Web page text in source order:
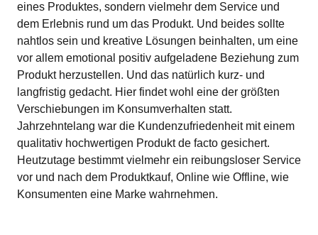
eines Produktes, sondern vielmehr dem Service und
dem Erlebnis rund um das Produkt. Und beides sollte
nahtlos sein und kreative Lösungen beinhalten, um eine
vor allem emotional positiv aufgeladene Beziehung zum
Produkt herzustellen. Und das natürlich kurz- und
langfristig gedacht. Hier findet wohl eine der größten
Verschiebungen im Konsumverhalten statt.
Jahrzehntelang war die Kundenzufriedenheit mit einem
qualitativ hochwertigen Produkt de facto gesichert.
Heutzutage bestimmt vielmehr ein reibungsloser Service
vor und nach dem Produktkauf, Online wie Offline, wie
Konsumenten eine Marke wahrnehmen.